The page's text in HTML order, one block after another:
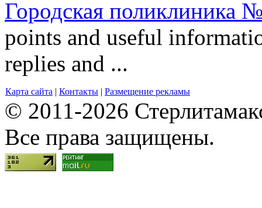
Городская поликлиника
points and useful
replies and ...
Карта сайта | Контакты | Размещение рекламы
© 2011-2026
Все права защищены.